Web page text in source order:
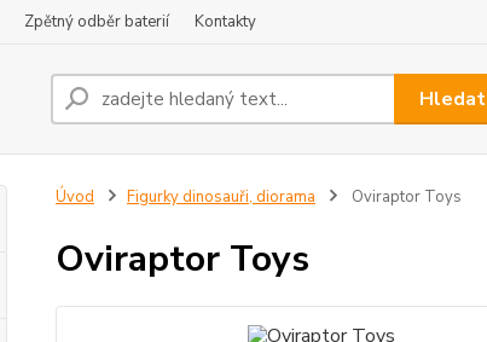
Zpětný odběr baterií Kontakty
Hledat
Úvod Figurky dinosauři, diorama Oviraptor Toys
Oviraptor Toys